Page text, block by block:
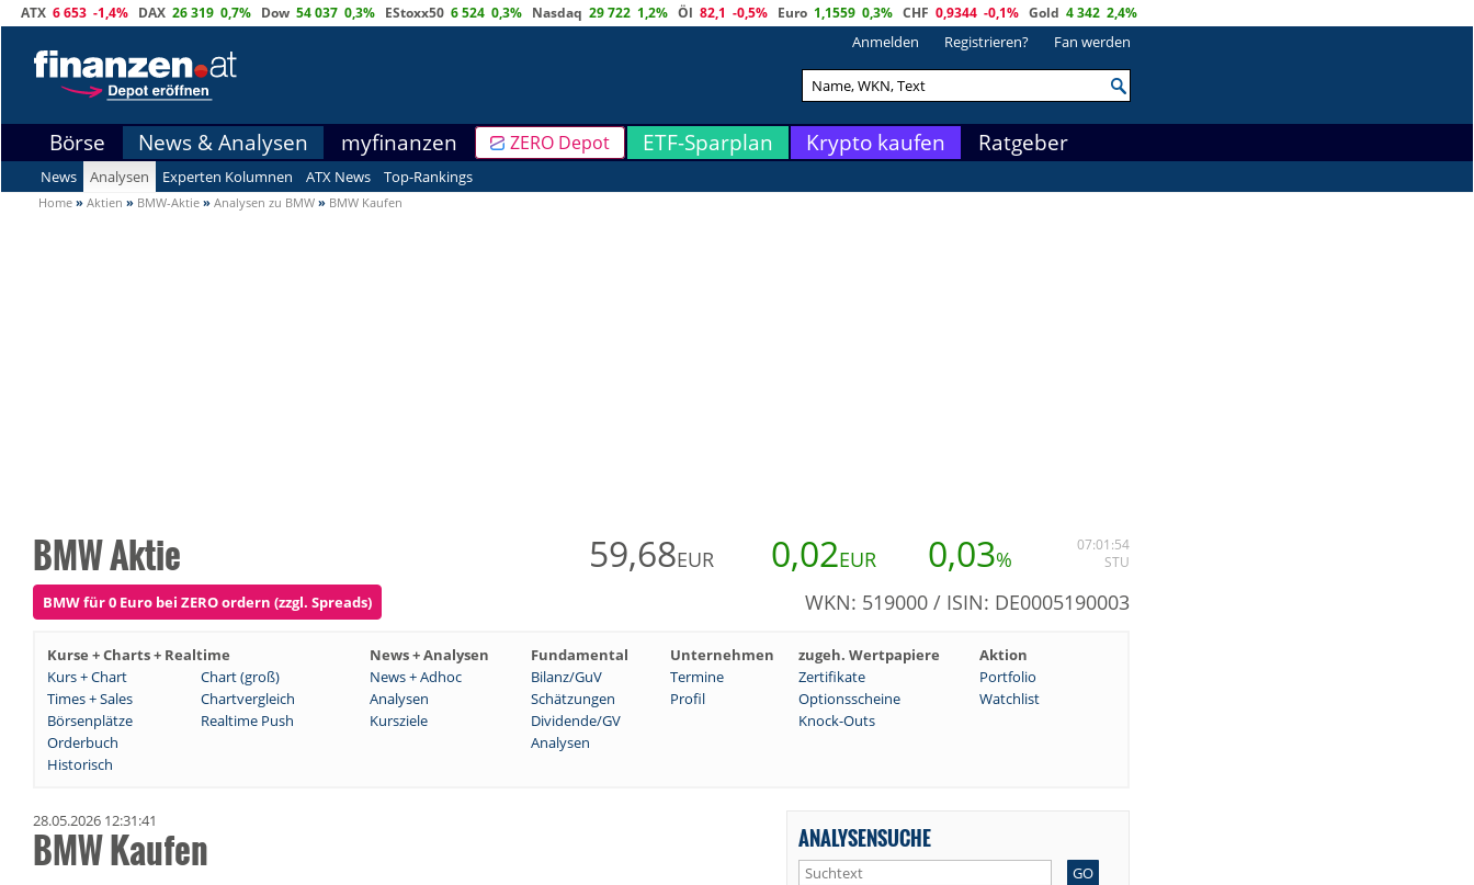
ATX 6 653 -1,4% DAX 26 319 0,7% Dow 54 037 0,3% EStoxx50 6 524 0,3% Nasdaq 29 722 1,2% Öl 82,1 -0,5% Euro 1,1559 0,3% CHF 0,9344 -0,1% Gold 4 342 2,4%
Anmelden Registrieren? Fan werden
Börse News & Analysen myfinanzen ZERO Depot ETF-Sparplan Krypto kaufen Ratgeber
News Analysen Experten Kolumnen ATX News Top-Rankings
Home » Aktien » BMW-Aktie » Analysen zu BMW » BMW Kaufen
BMW Aktie 59,68EUR 0,02EUR 0,03%
07:01:54
STU
BMW für 0 Euro bei ZERO ordern (zzgl. Spreads) WKN: 519000 / ISIN: DE0005190003
Kurse + Charts + Realtime News + Analysen Fundamental Unternehmen zugeh. Wertpapiere
Aktion
Kurs + Chart
Chart (groß) News + Adhoc Bilanz/GuV Termine Zertifikate
Portfolio
Times + Sales
Chartvergleich Analysen Schätzungen Profil Optionsscheine
Watchlist
Börsenplätze
Realtime Push Kursziele Dividende/GV
Knock-Outs
Orderbuch
Analysen
Historisch
28.05.2026 12:31:41
BMW Kaufen ANALYSENSUCHE
GO